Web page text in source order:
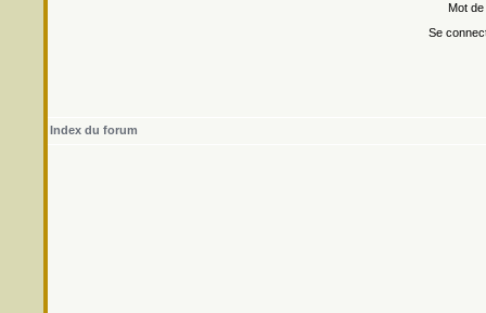
Mot
Se
Index du forum